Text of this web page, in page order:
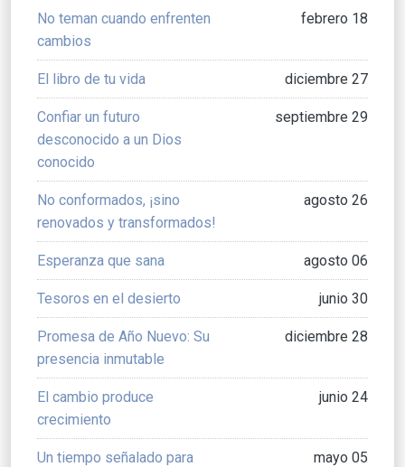
No teman cuando enfrenten
cambios
febrero 18
El libro de tu vida diciembre 27
Confiar un futuro
desconocido a un Dios
conocido
septiembre 29
No conformados, ¡sino
renovados y transformados!
agosto 26
Esperanza que sana agosto 06
Tesoros en el desierto junio 30
Promesa de Año Nuevo: Su
presencia inmutable
diciembre 28
El cambio produce
crecimiento
junio 24
Un tiempo señalado para mayo 05